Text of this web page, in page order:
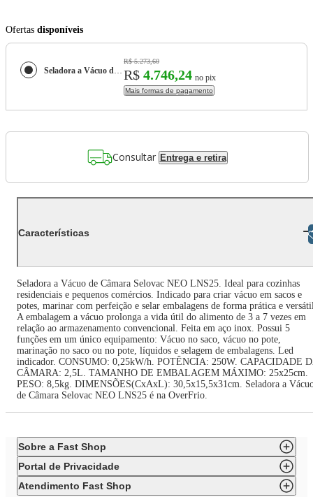
Ofertas disponíveis
Seladora a Vácuo de Câmara Inox Selovac NEO LNS25 220V
R$ 5.273,60
R$ 4.746,24 no pix
Mais formas de pagamento
Consultar Entrega e retira
Características
Seladora a Vácuo de Câmara Selovac NEO LNS25. Ideal para cozinhas
residenciais e pequenos comércios. Indicado para criar vácuo em sacos e
potes, marinar com perfeição e selar embalagens de forma prática e
A embalagem a vácuo prolonga a vida útil do alimento de 3 a 7 vezes em
relação ao armazenamento convencional. Feita em aço inox. Possui 5
funções em um único equipamento: Vácuo no saco, vácuo no pote,
marinação no saco ou no pote, líquidos e selagem de embalagens. Led
indicador. CONSUMO: 0,25kW/h. POTÊNCIA: 250W. CAPACIDADE
CÂMARA: 2,5L. TAMANHO DE EMBALAGEM MÁXIMO: 25x25cm.
PESO: 8,5kg. DIMENSÕES(CxAxL): 30,5x15,5x31cm. Seladora a
de Câmara Selovac NEO LNS25 é na OverFrio.
Sobre a Fast Shop
Portal de Privacidade
Atendimento Fast Shop